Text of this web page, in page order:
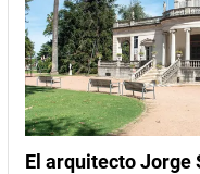
El arquitecto Jorge